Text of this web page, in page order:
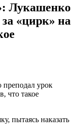
Лукашенко
«цирк» на
пытаясь наказать